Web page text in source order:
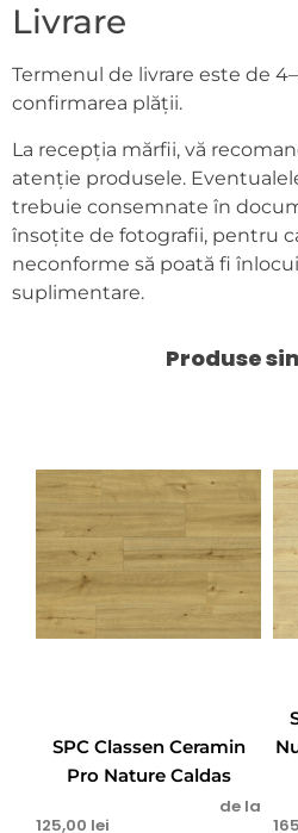
Livrare
Termenul de livrare este de
confirmarea plății.
La recepția mărfii, vă
atenție produsele.
trebuie consemnate în
însoțite de fotografii, pentru
neconforme să poată fi
suplimentare.
Produse
SPC Classen Ceramin
Pro Nature Caldas
de la
125,00 lei